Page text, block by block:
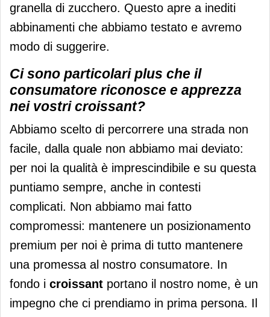
granella di zucchero. Questo apre a inediti
abbinamenti che abbiamo testato e avremo
modo di suggerire.
Ci sono particolari plus che il
consumatore riconosce e apprezza
nei vostri croissant?
Abbiamo scelto di percorrere una strada non
facile, dalla quale non abbiamo mai deviato:
per noi la qualità è imprescindibile e su questa
puntiamo sempre, anche in contesti
complicati. Non abbiamo mai fatto
compromessi: mantenere un posizionamento
premium per noi è prima di tutto mantenere
una promessa al nostro consumatore. In
fondo i croissant portano il nostro nome, è un
impegno che ci prendiamo in prima persona. Il